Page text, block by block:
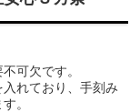
可欠です。
れており、手刻み
。